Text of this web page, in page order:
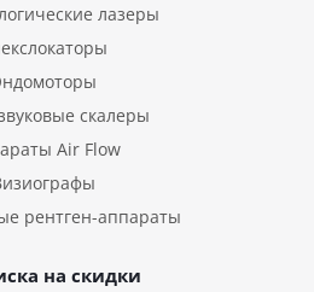
лазеры
скалеры
Air Flow
рентген-аппараты
на скидки